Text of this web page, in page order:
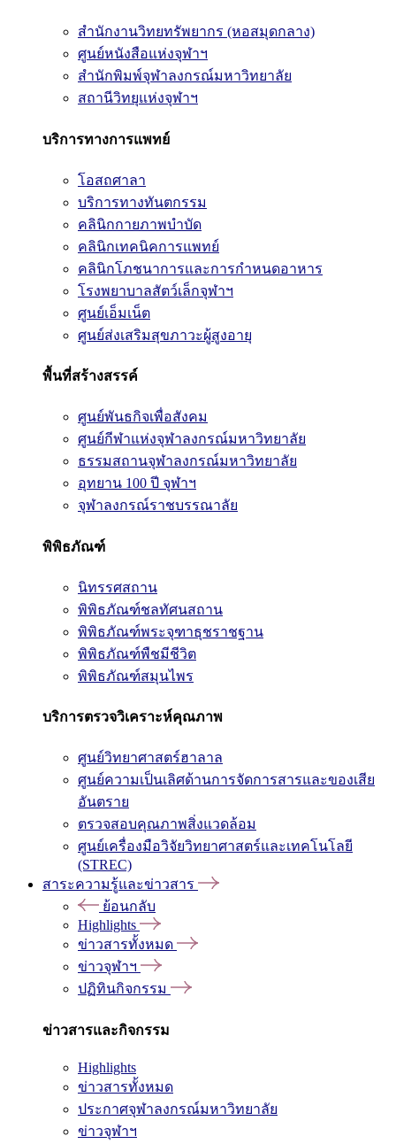
สำนักงานวิทยทรัพยากร (หอสมุดกลาง)
ศูนย์หนังสือแห่งจุฬาฯ
สำนักพิมพ์จุฬาลงกรณ์มหาวิทยาลัย
สถานีวิทยุแห่งจุฬาฯ
บริการทางการแพทย์
โอสถศาลา
บริการทางทันตกรรม
คลินิกกายภาพบำบัด
คลินิกเทคนิคการแพทย์
คลินิกโภชนาการและการกำหนดอาหาร
โรงพยาบาลสัตว์เล็กจุฬาฯ
ศูนย์เอ็มเน็ต
ศูนย์ส่งเสริมสุขภาวะผู้สูงอายุ
พื้นที่สร้างสรรค์
ศูนย์พันธกิจเพื่อสังคม
ศูนย์กีฬาแห่งจุฬาลงกรณ์มหาวิทยาลัย
ธรรมสถานจุฬาลงกรณ์มหาวิทยาลัย
อุทยาน 100 ปี จุฬาฯ
จุฬาลงกรณ์ราชบรรณาลัย
พิพิธภัณฑ์
นิทรรศสถาน
พิพิธภัณฑ์ชลทัศนสถาน
พิพิธภัณฑ์พระจุฑาธุชราชฐาน
พิพิธภัณฑ์พืชมีชีวิต
พิพิธภัณฑ์สมุนไพร
บริการตรวจวิเคราะห์คุณภาพ
ศูนย์วิทยาศาสตร์ฮาลาล
ศูนย์ความเป็นเลิศด้านการจัดการสารและของเสีย
อันตราย
ตรวจสอบคุณภาพสิ่งแวดล้อม
ศูนย์เครื่องมือวิจัยวิทยาศาสตร์และเทคโนโลยี
(STREC)
สาระความรู้และข่าวสาร
ย้อนกลับ
Highlights
ข่าวสารทั้งหมด
ข่าวจุฬาฯ
ปฏิทินกิจกรรม
ข่าวสารและกิจกรรม
Highlights
ข่าวสารทั้งหมด
ประกาศจุฬาลงกรณ์มหาวิทยาลัย
ข่าวจุฬาฯ